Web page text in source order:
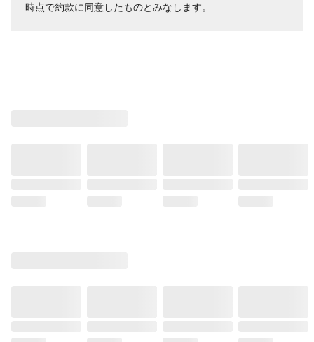
時点で約款に同意したものとみなします。